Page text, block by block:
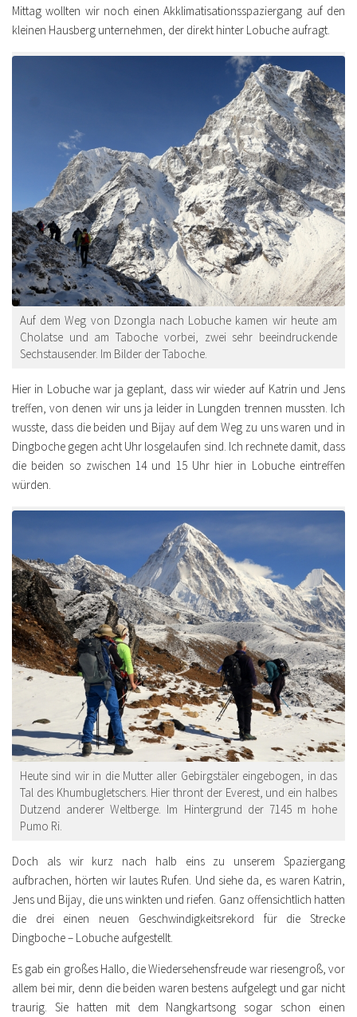
Mittag wollten wir noch einen Akklimatisationsspaziergang auf den
kleinen Hausberg unternehmen, der direkt hinter Lobuche aufragt.
Auf dem Weg von Dzongla nach Lobuche kamen wir heute am
Cholatse und am Taboche vorbei, zwei sehr beeindruckende
Sechstausender. Im Bilder der Taboche.
Hier in Lobuche war ja geplant, dass wir wieder auf Katrin und Jens
treffen, von denen wir uns ja leider in Lungden trennen mussten. Ich
wusste, dass die beiden und Bijay auf dem Weg zu uns waren und in
Dingboche gegen acht Uhr losgelaufen sind. Ich rechnete damit, dass
die beiden so zwischen 14 und 15 Uhr hier in Lobuche eintreffen
würden.
Heute sind wir in die Mutter aller Gebirgstäler eingebogen, in das
Tal des Khumbugletschers. Hier thront der Everest, und ein halbes
Dutzend anderer Weltberge. Im Hintergrund der 7145 m hohe
Pumo Ri.
Doch als wir kurz nach halb eins zu unserem Spaziergang
aufbrachen, hörten wir lautes Rufen. Und siehe da, es waren Katrin,
Jens und Bijay, die uns winkten und riefen. Ganz offensichtlich hatten
die drei einen neuen Geschwindigkeitsrekord für die Strecke
Dingboche – Lobuche aufgestellt.
Es gab ein großes Hallo, die Wiedersehensfreude war riesengroß, vor
allem bei mir, denn die beiden waren bestens aufgelegt und gar nicht
traurig. Sie hatten mit dem Nangkartsong sogar schon einen